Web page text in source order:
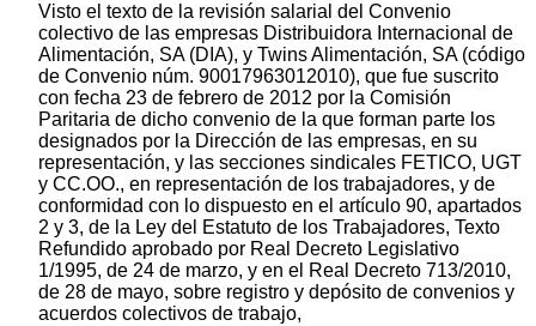
Visto el texto de la revisión salarial del Convenio
colectivo de las empresas Distribuidora Internacional de
Alimentación, SA (DIA), y Twins Alimentación, SA (código
de Convenio núm. 90017963012010), que fue suscrito
con fecha 23 de febrero de 2012 por la Comisión
Paritaria de dicho convenio de la que forman parte los
designados por la Dirección de las empresas, en su
representación, y las secciones sindicales FETICO, UGT
y CC.OO., en representación de los trabajadores, y de
conformidad con lo dispuesto en el artículo 90, apartados
2 y 3, de la Ley del Estatuto de los Trabajadores, Texto
Refundido aprobado por Real Decreto Legislativo
1/1995, de 24 de marzo, y en el Real Decreto 713/2010,
de 28 de mayo, sobre registro y depósito de convenios y
acuerdos colectivos de trabajo,